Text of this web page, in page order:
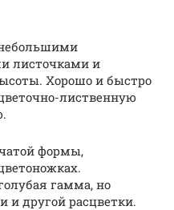
листочками и
Хорошо и быстро
лиственную
формы,
гамма, но
и другой расцветки.